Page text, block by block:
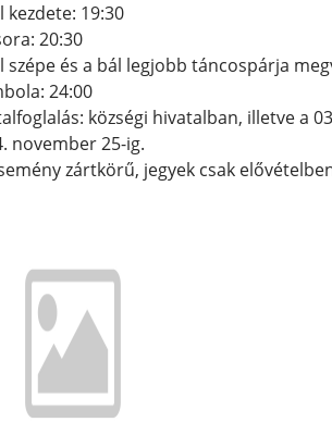
kezdete: 19:30
20:30
szépe és a bál legjobb táncospárja
24:00
községi hivatalban, illetve a
november 25-ig.
zártkörű, jegyek csak